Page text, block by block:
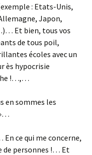
: Etats-Unis,
Japon,
Et bien, tous vos
de tous poil,
écoles avec un
ès hypocrisie
!…,…
en sommes les
ce qui me concerne,
de personnes !… Et